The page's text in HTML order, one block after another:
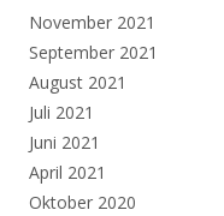
November 2021
September 2021
August 2021
Juli 2021
Juni 2021
April 2021
Oktober 2020